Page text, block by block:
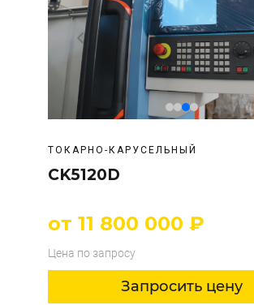
​ТОКАРНО-КАРУСЕЛЬНЫЙ
CK5120D
от 11 800 000 ₽
Цена по запросу
Запросить цену